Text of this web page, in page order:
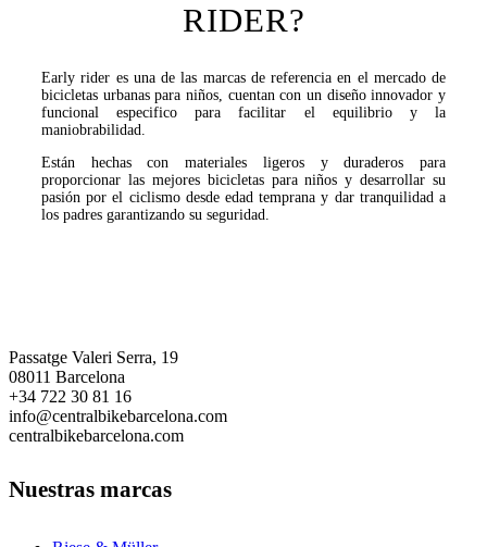
RIDER?
Early rider es una de las marcas de referencia en el mercado de
bicicletas urbanas para niños, cuentan con un diseño innovador y
funcional especifico para facilitar el equilibrio y la
maniobrabilidad.
Están hechas con materiales ligeros y duraderos para
proporcionar las mejores bicicletas para niños y desarrollar su
pasión por el ciclismo desde edad temprana y dar tranquilidad a
los padres garantizando su seguridad.
Passatge Valeri Serra, 19
08011 Barcelona
+34 722 30 81 16
info@centralbikebarcelona.com
centralbikebarcelona.com
Nuestras marcas